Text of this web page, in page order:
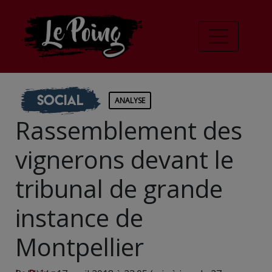
Social ANALYSE
Rassemblement des
vignerons devant le
tribunal de grande
instance de
Montpellier